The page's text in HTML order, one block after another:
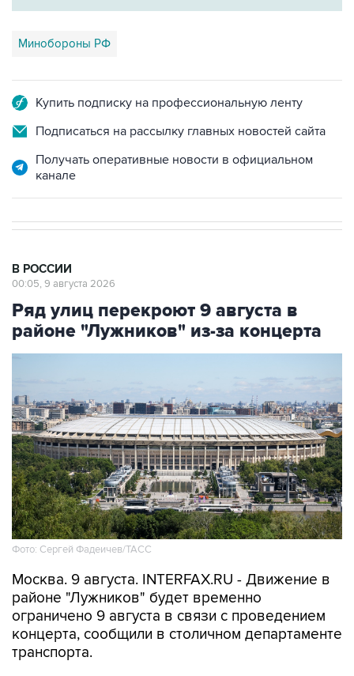
Минобороны РФ
Купить подписку на профессиональную ленту
Подписаться на рассылку главных новостей сайта
Получать оперативные новости в официальном
канале
В РОССИИ
00:05, 9 августа 2026
Ряд улиц перекроют 9 августа в
районе "Лужников" из-за концерта
Фото: Сергей Фадеичев/ТАСС
Москва. 9 августа. INTERFAX.RU - Движение в
районе "Лужников" будет временно
ограничено 9 августа в связи с проведением
концерта, сообщили в столичном департаменте
транспорта.